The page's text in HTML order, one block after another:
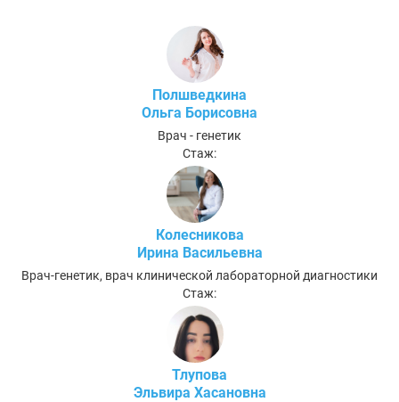
Полшведкина
Ольга Борисовна
Врач - генетик
Стаж:
Колесникова
Ирина Васильевна
Врач-генетик, врач клинической лабораторной диагностики
Стаж:
Тлупова
Эльвира Хасановна